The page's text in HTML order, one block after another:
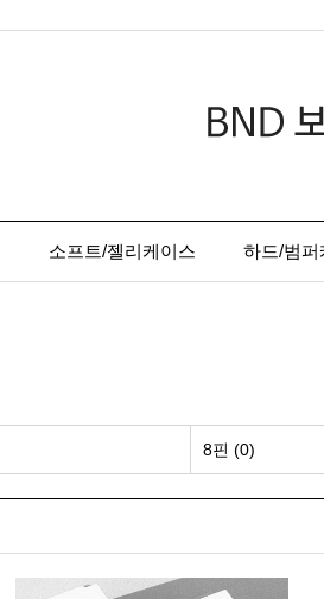
소프트/젤리케이스 하드/범퍼
8핀 (0)